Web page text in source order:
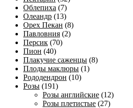
Облепиха (7)
Олеандр (13)
Орех Пекан (8)
Павловния (2)
Персик (70)
Пион (40)
Плакучие саженцы (8)
Плоды маклюры (1)
Рододендрон (10)
Розы (191)
Розы английские (12)
Розы плетистые (27)